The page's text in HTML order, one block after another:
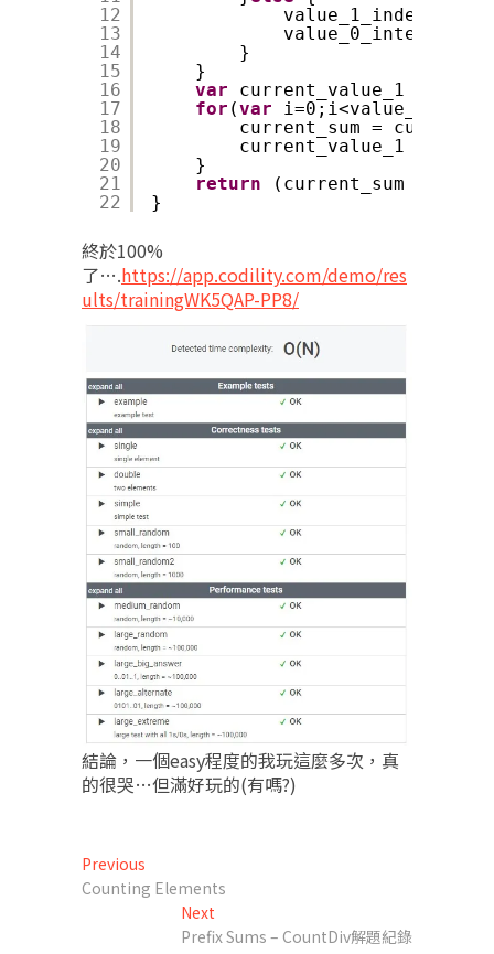
12
13
14
15
16
17
18
19
20
21
22
}
}
var
current_value_1 =
for (var
current_sum =
current_value_1 =
}
return
(current_sum >
}
終於100%
了….https://app.codility.com/demo/res
ults/trainingWK5QAP-PP8/
結論，一個easy程度的我玩這麼多次，真
的很哭…但滿好玩的(有嗎?)
文
章
Previous
post:
Counting Elements
Next
post:
Prefix Sums – CountDiv解題紀錄